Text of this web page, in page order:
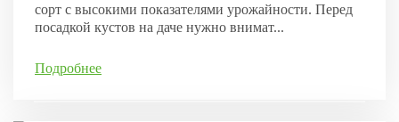
сорт с высокими показателями урожайности. Перед
посадкой кустов на даче нужно внимат...
Подробнее